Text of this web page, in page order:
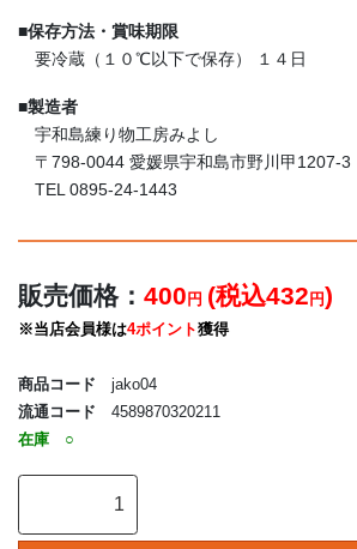
■保存方法・賞味期限
要冷蔵（１０℃以下で保存） １４日
■製造者
宇和島練り物工房みよし
〒798-0044 愛媛県宇和島市野川甲1207-3
TEL 0895-24-1443
販売価格： 400 円 (税込432 円)
※当店会員様は4ポイント獲得
商品コード jako04
流通コード 4589870320211
在庫 ○